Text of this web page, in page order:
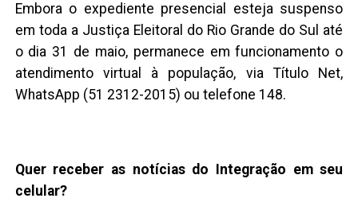
Embora o expediente presencial esteja suspenso
em toda a Justiça Eleitoral do Rio Grande do Sul até
o dia 31 de maio, permanece em funcionamento o
atendimento virtual à população, via Título Net,
WhatsApp (51 2312-2015) ou telefone 148.
Quer receber as notícias do Integração em seu
celular?